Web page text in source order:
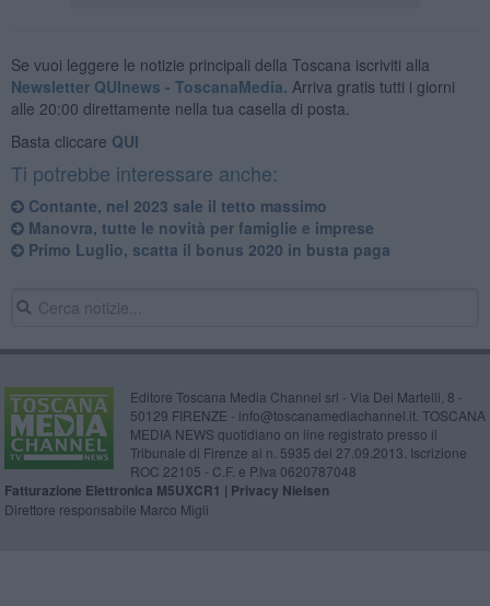
Se vuoi leggere le notizie principali della Toscana iscriviti alla
Newsletter QUInews - ToscanaMedia. Arriva gratis tutti i giorni
alle 20:00 direttamente nella tua casella di posta.
Basta cliccare QUI
Ti potrebbe interessare anche:
Contante, nel 2023 sale il tetto massimo
Manovra, tutte le novità per famiglie e imprese
Primo Luglio, scatta il bonus 2020 in busta paga
Editore Toscana Media Channel srl - Via Dei Martelli, 8 -
50129 FIRENZE - info@toscanamediachannel.it. TOSCANA
MEDIA NEWS quotidiano on line registrato presso il
Tribunale di Firenze al n. 5935 del 27.09.2013. Iscrizione
ROC 22105 - C.F. e P.Iva 0620787048
Fatturazione Elettronica M5UXCR1 | Privacy Nielsen
Direttore responsabile Marco Migli